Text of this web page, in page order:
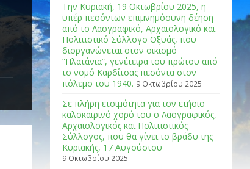
Tην Κυριακή, 19 Οκτωβρίου 2025, η
υπέρ πεσόντων επιμνημόσυνη δέηση
από το Λαογραφικό, Αρχαιολογικό και
Πολιτιστικό Σύλλογο Οξυάς, που
διοργανώνεται στον οικισμό
“Πλατάνια”, γενέτειρα του πρώτου από
το νομό Καρδίτσας πεσόντα στον
πόλεμο του 1940. 9 Οκτωβρίου 2025
Σε πλήρη ετοιμότητα για τον ετήσιο
καλοκαιρινό χορό του ο Λαογραφικός,
Αρχαιολογικός και Πολιτιστικός
Σύλλογος, που θα γίνει το βράδυ της
Κυριακής, 17 Αυγούστου
9 Οκτωβρίου 2025